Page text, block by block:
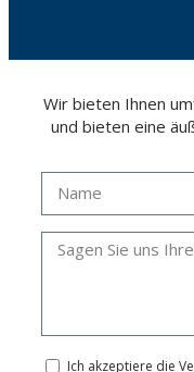
Wir bieten Ihnen
und bieten eine
Ich akzeptiere die